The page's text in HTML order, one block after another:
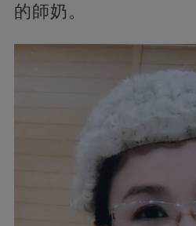
的師奶。